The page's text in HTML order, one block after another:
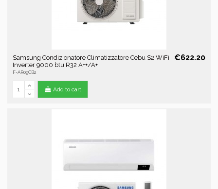
Samsung Condizionatore Climatizzatore Cebu S2 WiFi
Inverter 9000 btu R32 A++/A+
F-AR09CB2
€622.20
Add to cart